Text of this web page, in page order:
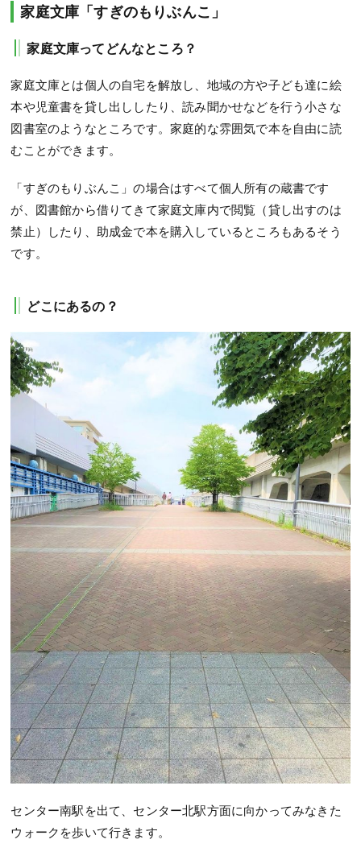
家庭文庫「すぎのもりぶんこ」
家庭文庫ってどんなところ？
家庭文庫とは個人の自宅を解放し、地域の方や子ども達に絵
本や児童書を貸し出ししたり、読み聞かせなどを行う小さな
図書室のようなところです。家庭的な雰囲気で本を自由に読
むことができます。
「すぎのもりぶんこ」の場合はすべて個人所有の蔵書です
が、図書館から借りてきて家庭文庫内で閲覧（貸し出すのは
禁止）したり、助成金で本を購入しているところもあるそう
です。
どこにあるの？
センター南駅を出て、センター北駅方面に向かってみなきた
ウォークを歩いて行きます。